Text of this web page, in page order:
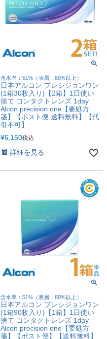
含水率：51%（表層：80%以上）
日本アルコン プレシジョンワン
(1箱30枚入り)【2箱】1日使い
捨て コンタクトレンズ 1day
Alcon precision one【要処方
箋】【ポスト便 送料無料】【代
引不可】
¥6,150税込
詳細を見る
含水率：51%（表層：80%以上）
日本アルコン プレシジョンワン
(1箱90枚入り)【1箱】1日使い
捨て コンタクトレンズ 1day
Alcon precision one【要処方
箋】【ポスト便】【送料無料】